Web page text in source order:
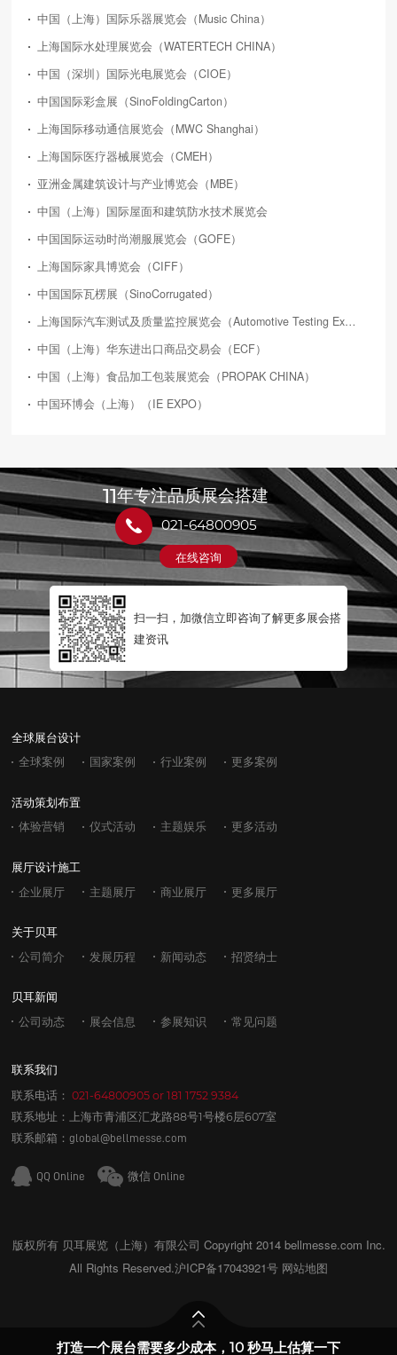
中国（上海）国际乐器展览会（Music China）
上海国际水处理展览会（WATERTECH CHINA）
中国（深圳）国际光电展览会（CIOE）
中国国际彩盒展（SinoFoldingCarton）
上海国际移动通信展览会（MWC Shanghai）
上海国际医疗器械展览会（CMEH）
亚洲金属建筑设计与产业博览会（MBE）
中国（上海）国际屋面和建筑防水技术展览会
中国国际运动时尚潮服展览会（GOFE）
上海国际家具博览会（CIFF）
中国国际瓦楞展（SinoCorrugated）
上海国际汽车测试及质量监控展览会（Automotive Testing Expo）
中国（上海）华东进出口商品交易会（ECF）
中国（上海）食品加工包装展览会（PROPAK CHINA）
中国环博会（上海）（IE EXPO）
11年专注品质展会搭建
021-64800905
在线咨询
扫一扫，加微信立即咨询了解更多展会搭
建资讯
全球展台设计
全球案例 国家案例 行业案例 更多案例
活动策划布置
体验营销 仪式活动 主题娱乐 更多活动
展厅设计施工
企业展厅 主题展厅 商业展厅 更多展厅
关于贝耳
公司简介 发展历程 新闻动态 招贤纳士
贝耳新闻
公司动态 展会信息 参展知识 常见问题
联系我们
联系电话：021-64800905 or 181 1752 9384
联系地址：上海市青浦区汇龙路88号1号楼6层607室
联系邮箱：global@bellmesse.com
QQ Online 微信 Online
版权所有 贝耳展览（上海）有限公司 Copyright 2014 bellmesse.com Inc.
All Rights Reserved.沪ICP备17043921号 网站地图
打造一个展台需要多少成本，10 秒马上估算一下